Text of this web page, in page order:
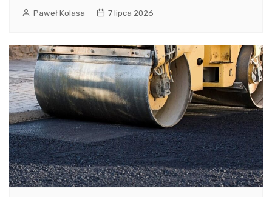
Paweł Kolasa 7 lipca 2026